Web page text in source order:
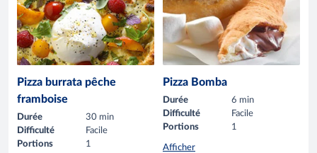
Pizza burrata pêche
framboise
Durée
30 min
Difficulté
Facile
Portions
1
Pizza Bomba
Durée
6 min
Difficulté
Facile
Portions
1
Afficher